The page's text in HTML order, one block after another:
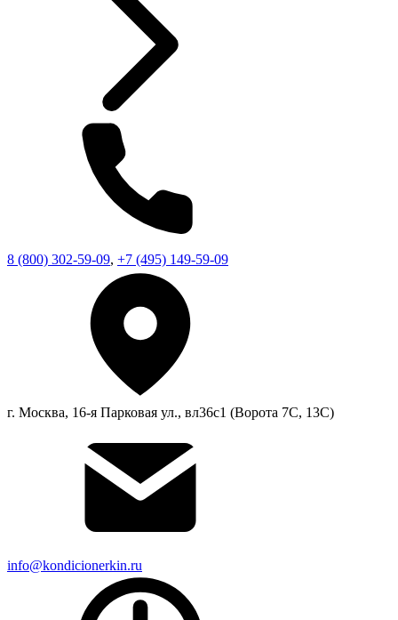
8 (800) 302-59-09, +7 (495) 149-59-09
г. Москва, 16-я Парковая ул., вл36с1 (Ворота 7С, 13С)
info@kondicionerkin.ru